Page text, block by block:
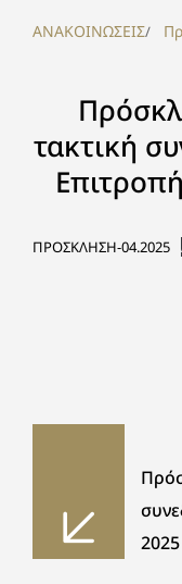
ΑΝΑΚΟΙΝΩΣΕΙΣ/
τακτική
ΠΡΟΣΚΛΗΣΗ-04.2025
2025